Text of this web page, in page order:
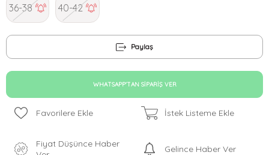
36-38 40-42
Paylaş
WHATSAPP'TAN SIPARIŞ VER
Favorilere Ekle İstek Listeme Ekle
Fiyat Düşünce Haber
Gelince Haber Ver